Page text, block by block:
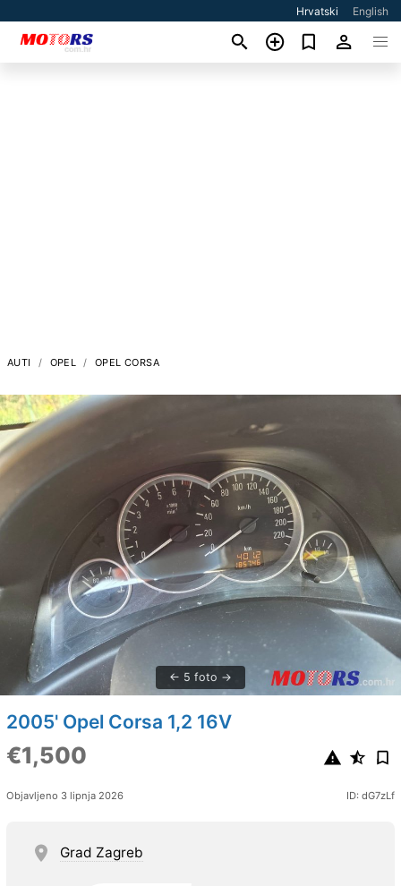
Hrvatski English
AUTI OPEL OPEL CORSA
5 foto
2005' Opel Corsa 1,2 16V
€1,500
Objavljeno 3 lipnja 2026 ID: dG7zLf
Grad Zagreb